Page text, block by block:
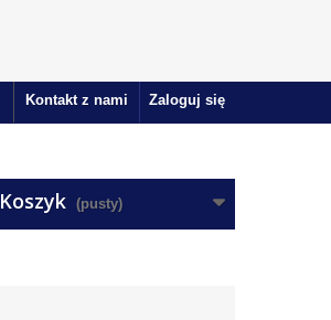
Zaloguj się
Kontakt z nami
Koszyk (pusty)